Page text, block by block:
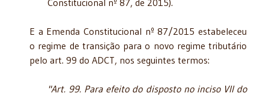
E a Emenda Constitucional nº 87/2015 estabeleceu
o regime de transição para o novo regime tributário
pelo art. 99 do ADCT, nos seguintes termos:
"Art. 99. Para efeito do disposto no inciso VII do